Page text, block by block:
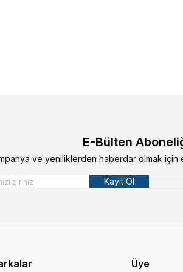
E-Bülten
ve yeniliklerden haberdar olmak için
Kayıt Ol
Üye